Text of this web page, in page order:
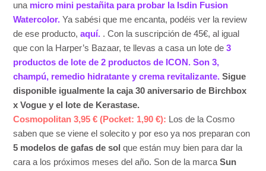
una micro mini pestañita para probar la Isdin Fusion
Watercolor. Ya sabési que me encanta, podéis ver la review
de ese producto,aquí. . Con la suscripción de 45€, al igual
que con la Harper’s Bazaar, te llevas a casa un lote de3
productos de lote de 2 productos de ICON. Son 3,
champú, remedio hidratante y crema revitalizante. Sigue
disponible igualmente la caja 30 aniversario de Birchbox
x Vogue y el lote de Kerastase.
Cosmopolitan 3,95 € (Pocket: 1,90 €): Los de la Cosmo
saben que se viene el solecito y por eso ya nos preparan con
5 modelos de gafas de solque están muy bien para dar la
cara a los próximos meses del año. Son de la marcaSun